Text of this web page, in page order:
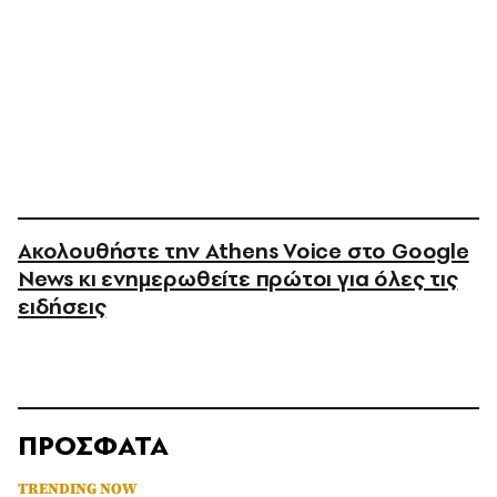
Ακολουθήστε την Athens Voice στο Google
News κι ενημερωθείτε πρώτοι για όλες τις
ειδήσεις
ΠΡΟΣΦΑΤΑ
TRENDING NOW